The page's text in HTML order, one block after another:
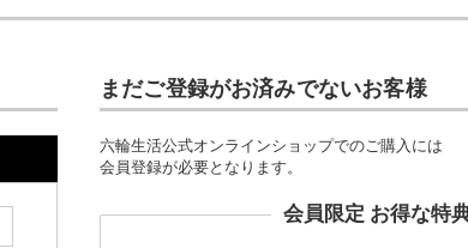
まだご登録がお済みでないお客様
六輪生活公式オンラインショップでのご購入には
会員登録が必要となります。
会員限定 お得な特